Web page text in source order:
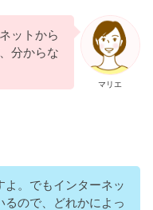
マリエ
ットから
分からな
よ。でもインターネッ
るので、どれかによっ